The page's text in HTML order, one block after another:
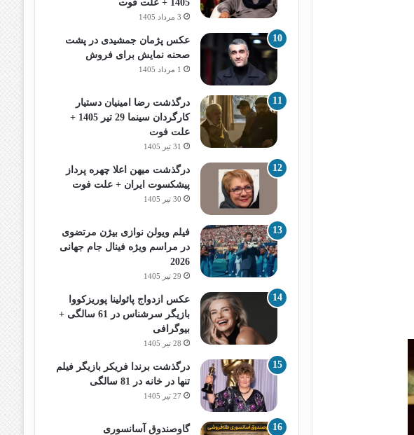
1405 + علت فوت
3 مرداد 1405
عکس پژمان جمشیدی در پشت
صحنه نمایش برای فروش
1 مرداد 1405
درگذشت رضا امینیان دستیار
کارگردان سینما 29 تیر 1405 +
علت فوت
31 تیر 1405
درگذشت میهن اعلا چهره پرداز
پیشکسوت ایران + علت فوت
30 تیر 1405
فیلم ویولن نوازی بیژن مرتضوی
در مراسم ویژه فینال جام جهانی
2026
29 تیر 1405
عکس ازدواج پائولینا پوریزکووا
بازیگر سرشناس در 61 سالگی +
بیوگرافی
28 تیر 1405
درگذشت برندا فریکر بازیگر فیلم
تنها در خانه در 81 سالگی
27 تیر 1405
گاوصندوق آسانسوری